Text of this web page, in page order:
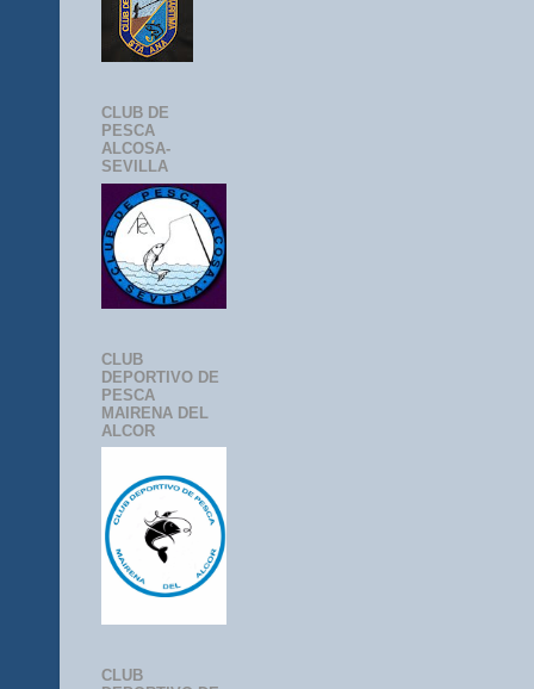
CLUB DE
PESCA
ALCOSA-
SEVILLA
CLUB
DEPORTIVO DE
PESCA
MAIRENA DEL
ALCOR
CLUB